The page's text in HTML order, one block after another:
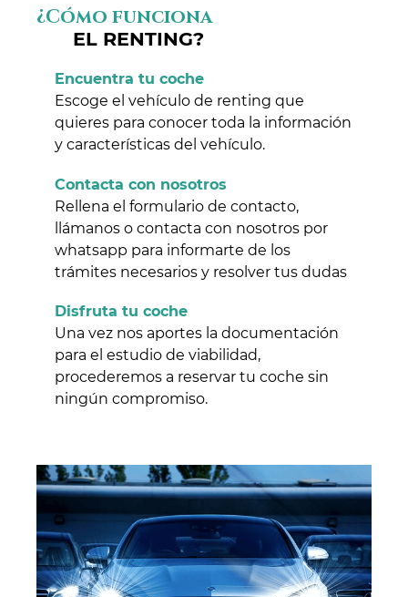
¿Cómo funciona
EL RENTING?
Encuentra tu coche
Escoge el vehículo de renting que
quieres para conocer toda la información
y características del vehículo.
Contacta con nosotros
Rellena el formulario de contacto,
llámanos o contacta con nosotros por
whatsapp para informarte de los
trámites necesarios y resolver tus dudas
Disfruta tu coche
Una vez nos aportes la documentación
para el estudio de viabilidad,
procederemos a reservar tu coche sin
ningún compromiso.